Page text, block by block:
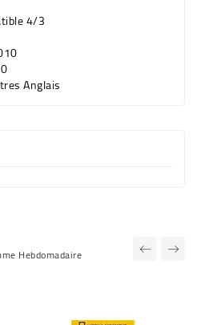
4/3
Anglais
Hebdomadaire